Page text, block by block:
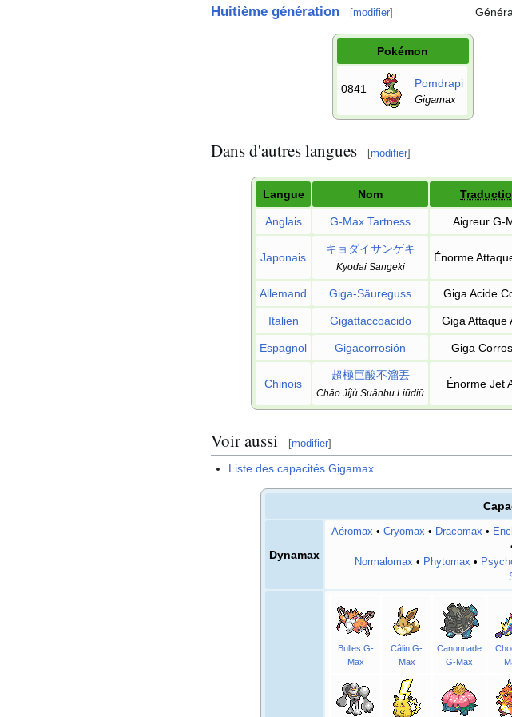
Huitième génération [modifier]
Pokémon
0841 Pomdrapi
Gigamax
Dans d'autres langues [modifier]
Langue Nom
Anglais G-Max Tartness Aigreur G-
Japonais
キョダイサンゲキ
Kyodai Sangeki
Énorme
Allemand Giga-Säureguss Giga Acide
Italien Gigattaccoacido Giga Attaque
Espagnol Gigacorrosión Giga
Chinois
超極巨酸不溜丟
Chāo Jíjù Suānbu Liūdiū
Énorme Jet
Voir aussi [modifier]
Liste des capacités Gigamax
Dynamax
Aéromax • Cryomax • Dracomax •
Normalomax • Phytomax •
Bulles G-
Max
Câlin G-
Max
Canonnade
G-Max